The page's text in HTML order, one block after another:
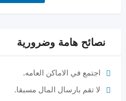
نصائح هامة وضرورية
اجتمع في الاماكن العامه.
لا تقم بارسال المال مسبقا.